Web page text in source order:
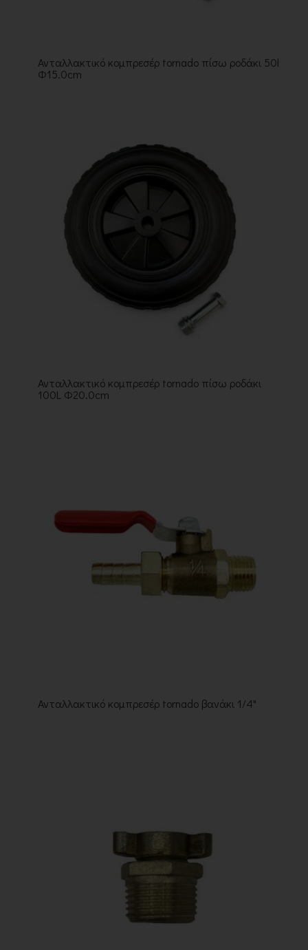
Ανταλλακτικό κομπρεσέρ tornado πίσω ροδάκι 50l
Φ15.0cm
Ανταλλακτικό κομπρεσέρ tornado πίσω ροδάκι
100L Φ20.0cm
Ανταλλακτικό κομπρεσέρ tornado βανάκι 1/4"